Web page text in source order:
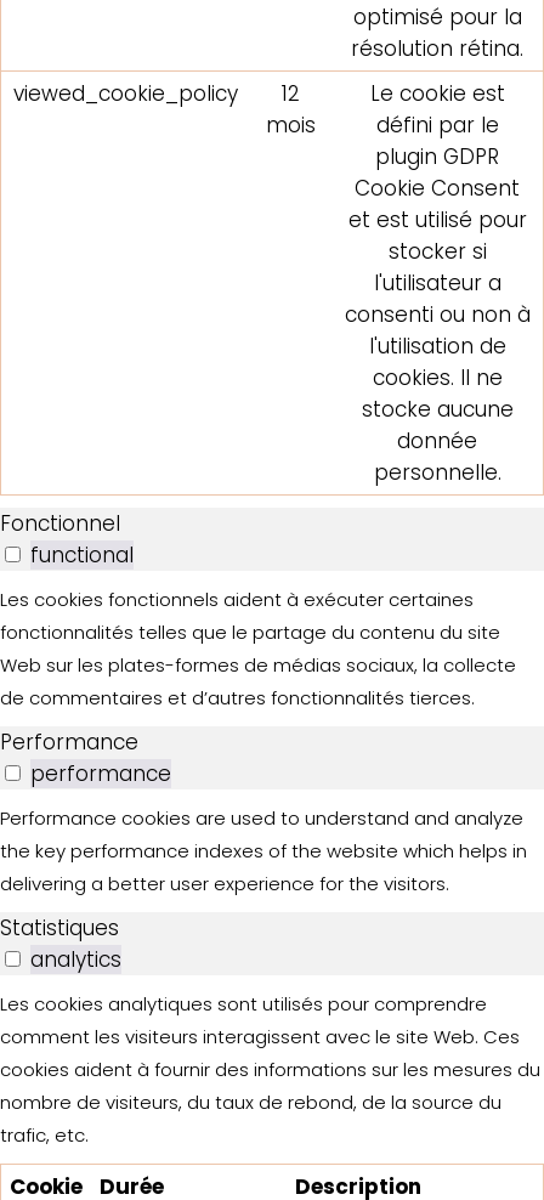
optimisé pour la
résolution rétina.
viewed_cookie_policy
12
mois
Le cookie est
défini par le
plugin GDPR
Cookie Consent
et est utilisé pour
stocker si
l'utilisateur a
consenti ou non à
l'utilisation de
cookies. Il ne
stocke aucune
donnée
personnelle.
Fonctionnel
functional
Les cookies fonctionnels aident à exécuter certaines
fonctionnalités telles que le partage du contenu du site
Web sur les plates-formes de médias sociaux, la collecte
de commentaires et d’autres fonctionnalités tierces.
Performance
performance
Performance cookies are used to understand and analyze
the key performance indexes of the website which helps in
delivering a better user experience for the visitors.
Statistiques
analytics
Les cookies analytiques sont utilisés pour comprendre
comment les visiteurs interagissent avec le site Web. Ces
cookies aident à fournir des informations sur les mesures du
nombre de visiteurs, du taux de rebond, de la source du
trafic, etc.
Cookie Durée
Description